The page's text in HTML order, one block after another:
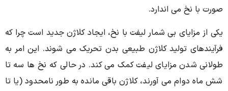
صورت با نخ می اندارد.
یکی از مزایای بی شمار لیفت با نخ، ایجاد کلاژن جدید است چرا که
فرآیندهای تولید کلاژن طبیعی بدن تحریک می شوند. این امر به
طولانی شدن مزایای لیفت کمک می کند. در حالی که نخ ها سه تا
شش ماه دوام می آورند، کلاژن باقی مانده به طور نامحدود (یا تا